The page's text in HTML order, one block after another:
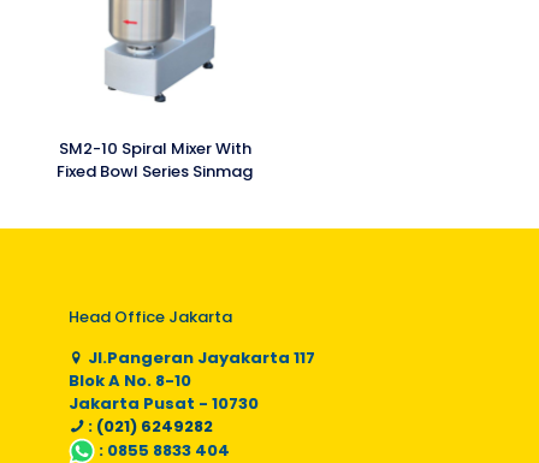
SM2-10 Spiral Mixer With
Fixed Bowl Series Sinmag
Head Office Jakarta
Jl.Pangeran Jayakarta 117
Blok A No. 8-10
Jakarta Pusat - 10730
: (021) 6249282
: 0855 8833 404